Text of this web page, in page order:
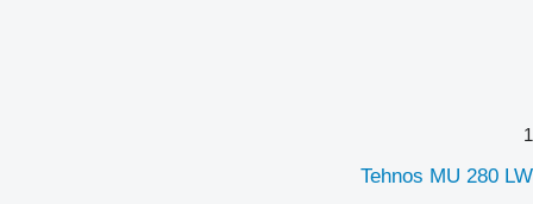
1
Tehnos MU 280 LW